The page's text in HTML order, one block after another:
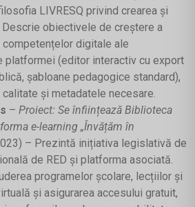
LIVRESQ privind crearea și
Descrie obiectivele de creștere a
digitale ale
(editor interactiv cu export
șabloane pedagogice standard),
și metadatele necesare.
– Proiect: Se înființează Biblioteca
e-learning „Învățăm în
– Prezintă inițiativa legislativă de
de RED și platforma asociată.
programelor școlare, lecțiilor și
și asigurarea accesului gratuit,